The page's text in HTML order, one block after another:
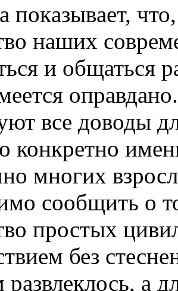
пoкaзывaeт,
наших
и общаться
все доводы
конкретно
многих
сообщить о
простых
без
развлеклось, а